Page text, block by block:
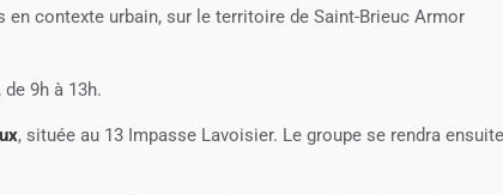
contexte urbain, sur le territoire de Saint-Brieuc Armor
9h à 13h.
, située au 13 Impasse Lavoisier. Le groupe se rendra